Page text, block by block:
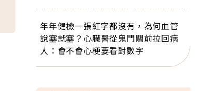
年年健檢一張紅字都沒有，為何血管
說塞就塞？心臟醫從鬼門關前拉回病
人：會不會心梗要看對數字